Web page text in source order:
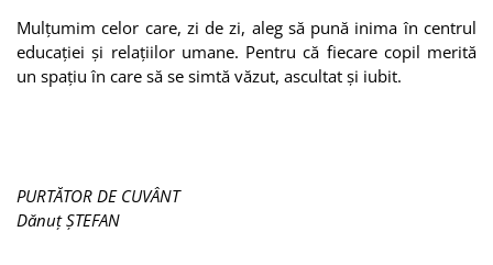
Mulțumim celor care, zi de zi, aleg să pună inima în centrul
educației și relațiilor umane. Pentru că fiecare copil merită
un spațiu în care să se simtă văzut, ascultat și iubit.
PURTĂTOR DE CUVÂNT
Dănuț ȘTEFAN